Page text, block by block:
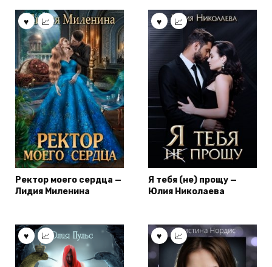
Ректор моего сердца —
Лидия Миленина
Я тебя (не) прощу —
Юлия Николаева